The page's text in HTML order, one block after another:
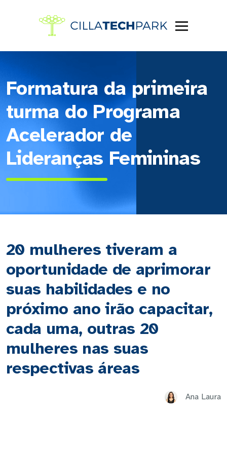
Formatura da primeira
turma do Programa
Acelerador de
Lideranças Femininas
20 mulheres tiveram a
oportunidade de aprimorar
suas habilidades e no
próximo ano irão capacitar,
cada uma, outras 20
mulheres nas suas
respectivas áreas
Ana Laura